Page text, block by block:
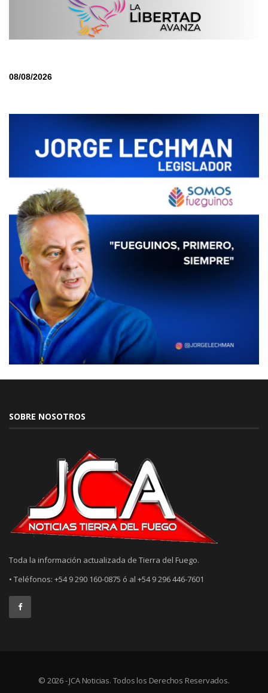
08/08/2026
SOBRE NOSOTROS
Toda la información actualizada de Tierra del Fuego.
• Teléfonos: +54 9 290 160-0875 ó al +54 9 296 446-7601
© 2026 - JCA Noticias. Todos los Derechos Reservados.